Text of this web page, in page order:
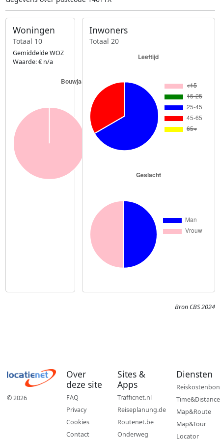
Woningen
Totaal 10
Gemiddelde WOZ
Waarde: € n/a
Inwoners
Totaal 20
Bron CBS 2024
© 2026
Over
deze site
FAQ
Privacy
Cookies
Contact
Sites &
Apps
Trafficnet.nl
Reiseplanung.de
Routenet.be
Onderweg
Diensten
Reiskostenbon
Time&Distance
Map&Route
Map&Tour
Locator